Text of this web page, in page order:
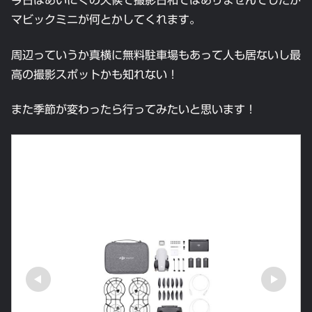
マビックミニが何とかしてくれます。
周辺っていうか真横に無料駐車場もあって人も居ないし最
高の撮影スポットかも知れない！
また季節が変わったら行ってみたいと思います！